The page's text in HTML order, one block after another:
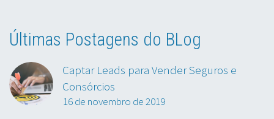
Últimas Postagens do BLog
Captar Leads para Vender Seguros e
Consórcios
16 de novembro de 2019